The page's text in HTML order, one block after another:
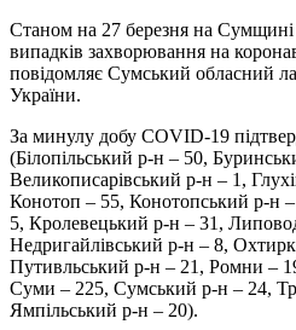
Станом на 27 березня на
випадків захворювання на
повідомляє Сумський обласний
України.
За минулу добу COVID-19
(Білопільський р-н – 50,
Великописарівський р-н – 1,
Конотоп – 55, Конотопський р-н
5, Кролевецький р-н – 31,
Недригайлівський р-н – 8,
Путивльський р-н – 21, Ромни –
Суми – 225, Сумський р-н – 24,
Ямпільський р-н – 20).